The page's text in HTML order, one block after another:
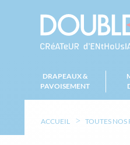
DRAPEAUX &
PAVOISEMENT
ACCUEIL TOUTES NOS